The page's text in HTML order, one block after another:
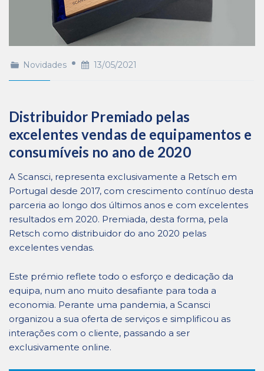
Novidades 13/05/2021
Distribuidor Premiado pelas
excelentes vendas de equipamentos e
consumíveis no ano de 2020
A Scansci, representa exclusivamente a Retsch em
Portugal desde 2017, com crescimento contínuo desta
parceria ao longo dos últimos anos e com excelentes
resultados em 2020. Premiada, desta forma, pela
Retsch como distribuidor do ano 2020 pelas
excelentes vendas.
Este prémio reflete todo o esforço e dedicação da
equipa, num ano muito desafiante para toda a
economia. Perante uma pandemia, a Scansci
organizou a sua oferta de serviços e simplificou as
interações com o cliente, passando a ser
exclusivamente online.